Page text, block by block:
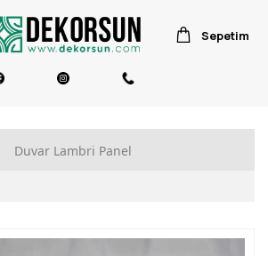
Duvar Lambri Panel
Sepetim